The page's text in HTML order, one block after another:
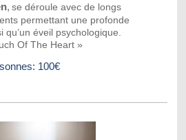
, se déroule avec de longs
permettant une profonde
éveil psychologique.
Of The Heart »
100€